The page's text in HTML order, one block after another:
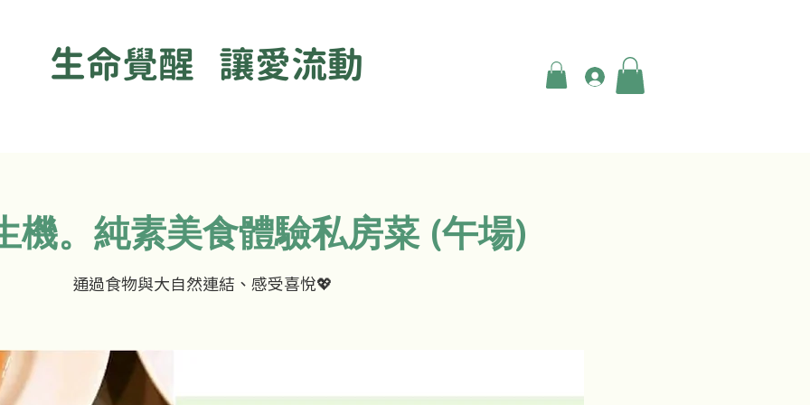
生命覺醒 讓愛流動 登入
機。純素美食體驗私房菜 (午場)